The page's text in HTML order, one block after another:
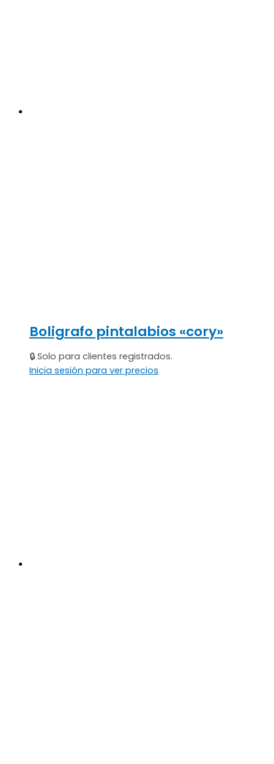
Boligrafo pintalabios «cory»
🔒 Solo para clientes registrados.
Inicia sesión para ver precios